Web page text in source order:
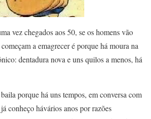
vez chegados aos 50, se os homens vão
a emagrecer é porque há moura na
dentadura nova e uns quilos a menos, há
porque há uns tempos, em conversa com
conheço hávários anos por razões